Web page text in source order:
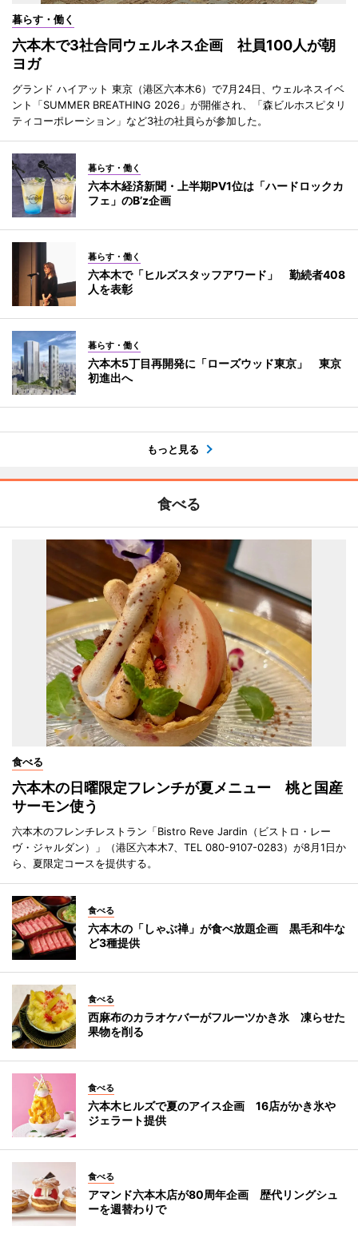
暮らす・働く
六本木で3社合同ウェルネス企画 社員100人が朝
ヨガ
グランド ハイアット 東京（港区六本木6）で7月24日、ウェルネスイベ
ント「SUMMER BREATHING 2026」が開催され、「森ビルホスピタリ
ティコーポレーション」など3社の社員らが参加した。
暮らす・働く
六本木経済新聞・上半期PV1位は「ハードロックカ
フェ」のB’z企画
暮らす・働く
六本木で「ヒルズスタッフアワード」 勤続者408
人を表彰
暮らす・働く
六本木5丁目再開発に「ローズウッド東京」 東京
初進出へ
もっと見る
食べる
食べる
六本木の日曜限定フレンチが夏メニュー 桃と国産
サーモン使う
六本木のフレンチレストラン「Bistro Reve Jardin（ビストロ・レー
ヴ・ジャルダン）」（港区六本木7、TEL 080-9107-0283）が8月1日か
ら、夏限定コースを提供する。
食べる
六本木の「しゃぶ禅」が食べ放題企画 黒毛和牛な
ど3種提供
食べる
西麻布のカラオケバーがフルーツかき氷 凍らせた
果物を削る
食べる
六本木ヒルズで夏のアイス企画 16店がかき氷や
ジェラート提供
食べる
アマンド六本木店が80周年企画 歴代リングシュ
ーを週替わりで